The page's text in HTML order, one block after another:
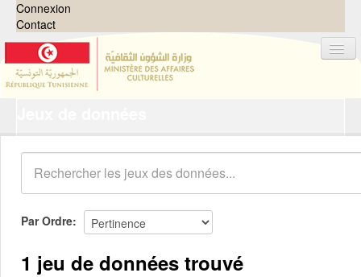
Connexion
Contact
Organisations
Groupes
Demandes 0
À propos
Par Ordre
1 jeu de données trouvé